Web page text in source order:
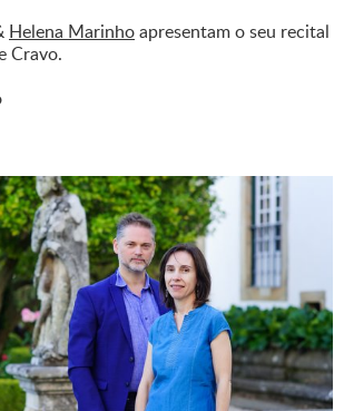
Helena Marinhoapresentam o seu recital
Cravo.